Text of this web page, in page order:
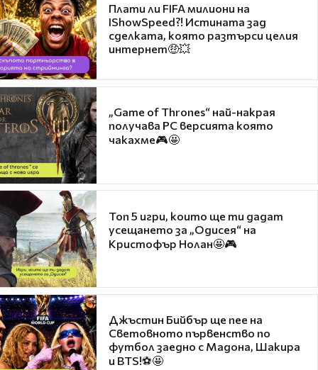
Плати ли FIFA милиони на
IShowSpeed?! Истината зад
сделката, която разтърси целия
интернет🤑💥
„Game of Thrones“ най-накрая
получава PC версията която
чакахме🎮🤩
Топ 5 игри, които ще ти дадат
усещането за „Одисея“ на
Кристофър Нолан🤩🎮
Джъстин Бийбър ще пее на
Световното първенство по
футбол заедно с Мадона, Шакира
и BTS!⚽🤩